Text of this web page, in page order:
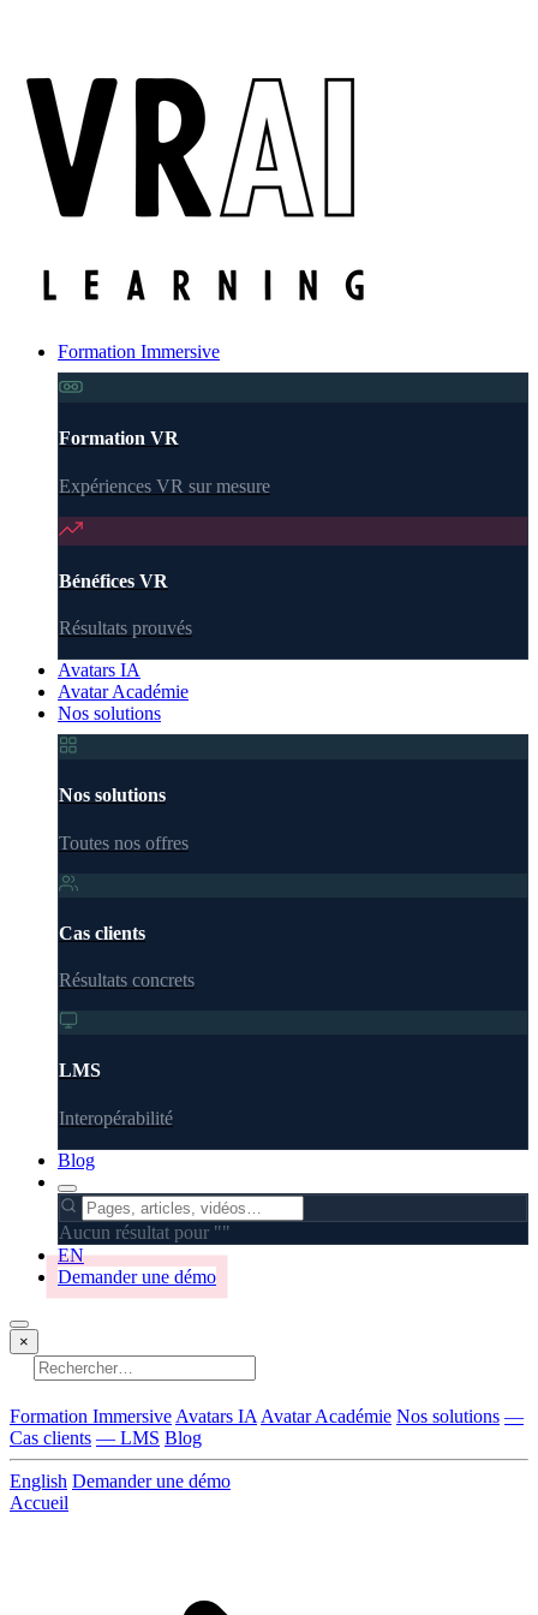
Formation Immersive
Formation VR
Expériences VR sur mesure
Bénéfices VR
Résultats prouvés
Avatars IA
Avatar Académie
Nos solutions
Nos solutions
Toutes nos offres
Cas clients
Résultats concrets
LMS
Interopérabilité
Blog
Aucun résultat pour ""
EN
Demander une démo
×
Formation Immersive Avatars IA Avatar Académie Nos solutions —
Cas clients — LMS Blog
English Demander une démo
Accueil